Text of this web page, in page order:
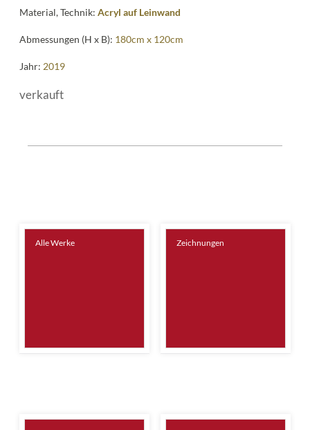
Material, Technik:Acryl auf Leinwand
Abmessungen (H x B): 180cm x 120cm
Jahr: 2019
verkauft
Alle Werke Zeichnungen